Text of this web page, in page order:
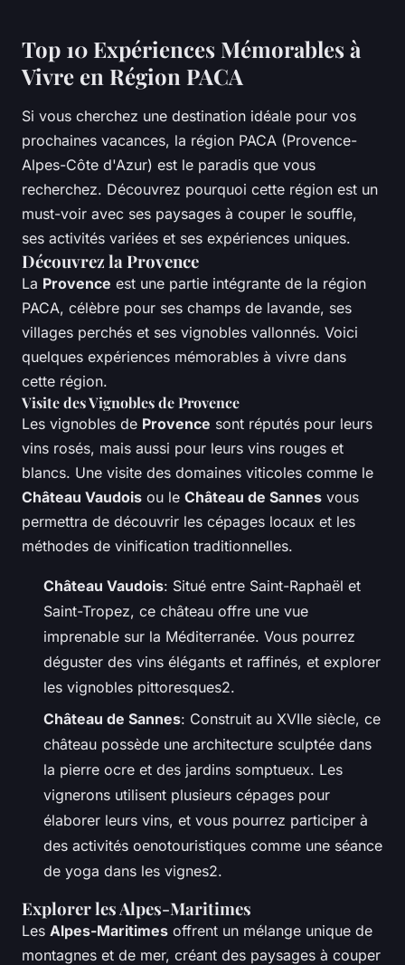
Top 10 Expériences Mémorables à
Vivre en Région PACA
Si vous cherchez une destination idéale pour vos
prochaines vacances, la région PACA (Provence-
Alpes-Côte d'Azur) est le paradis que vous
recherchez. Découvrez pourquoi cette région est un
must-voir avec ses paysages à couper le souffle,
ses activités variées et ses expériences uniques.
Découvrez la Provence
La Provence est une partie intégrante de la région
PACA, célèbre pour ses champs de lavande, ses
villages perchés et ses vignobles vallonnés. Voici
quelques expériences mémorables à vivre dans
cette région.
Visite des Vignobles de Provence
Les vignobles de Provence sont réputés pour leurs
vins rosés, mais aussi pour leurs vins rouges et
blancs. Une visite des domaines viticoles comme le
Château Vaudois ou le Château de Sannes vous
permettra de découvrir les cépages locaux et les
méthodes de vinification traditionnelles.
Château Vaudois: Situé entre Saint-Raphaël et
Saint-Tropez, ce château offre une vue
imprenable sur la Méditerranée. Vous pourrez
déguster des vins élégants et raffinés, et explorer
les vignobles pittoresques2.
Château de Sannes: Construit au XVIIe siècle, ce
château possède une architecture sculptée dans
la pierre ocre et des jardins somptueux. Les
vignerons utilisent plusieurs cépages pour
élaborer leurs vins, et vous pourrez participer à
des activités oenotouristiques comme une séance
de yoga dans les vignes2.
Explorer les Alpes-Maritimes
Les Alpes-Maritimes offrent un mélange unique de
montagnes et de mer, créant des paysages à couper